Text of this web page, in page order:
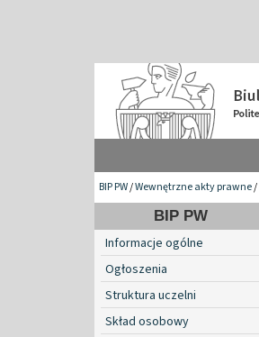
BIP PW/Wewnętrzne akty prawne/
BIP PW
Informacje ogólne
Ogłoszenia
Struktura uczelni
Skład osobowy